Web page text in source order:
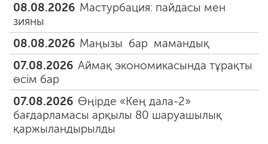
08.08.2026 Мастурбация: пайдасы мен
зияны
08.08.2026 Маңызы бар мамандық
07.08.2026 Аймақ экономикасында тұрақты
өсім бар
07.08.2026 Өңірде «Кең дала-2»
бағдарламасы арқылы 80 шаруашылық
қаржыландырылды